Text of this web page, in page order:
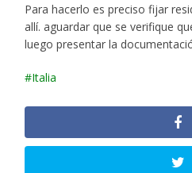
Para hacerlo es preciso fijar
allí. aguardar que se verifique
luego presentar la
Italia